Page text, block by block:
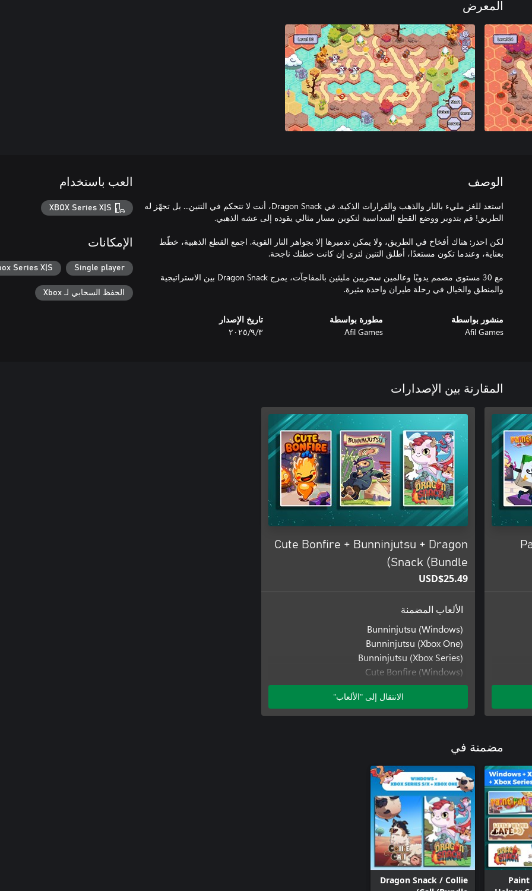
المعرض
الوصف
استعد للغز مليء بالنار والذهب والقرارات الذكية. في Dragon Snack، أنت لا تتحكم في التنين... بل تجهّز له
لكن احذر: هناك أفخاخ في الطريق، ولا يمكن تدميرها إلا بجواهر النار القوية. اجمع القطع الذهبية، خطّط
مع 30 مستوى مصمم يدويًا وعالمين سحريين مليئين بالمفاجآت، يمزج Dragon Snack بين الاستراتيجية
والمنطق والخيال في رحلة طيران واحدة مثيرة.
منشور بواسطة
Afil Games
مطورة بواسطة
Afil Games
تاريخ الإصدار
٣‏/٩‏/٢٠٢٥
العب باستخدام
XBOX Series X|S
الإمكانات
Single player
Series X|S
الحفظ السحابي لـ Xbox
المقارنة بين الإصدارات
Cute Bonfire + Bunninjutsu + Dragon
Snack (Bundle)
USD$25.49
الألعاب المضمنة
Bunninjutsu (Windows)
Bunninjutsu (Xbox One)
Bunninjutsu (Xbox Series)
Cute Bonfire (Windows)
Cute Bonfire (Xbox One)
Cute Bonfire (Xbox Series)
Dragon Snack (Windows)
Dragon Snack (Xbox Series)
الانتقال إلى "الألعاب"
مضمنة في
Dragon Snack / Collie